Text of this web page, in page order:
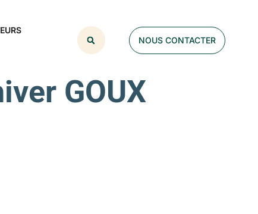
NOUS CONTACTER
GOUX